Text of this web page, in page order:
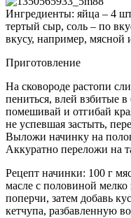
Ингредиенты: яйца – 4
тертый сыр, соль – по
вкусу, например, мясной
Приготовление
На сковороде растопи
пениться, влей взбитые
помешивай и отгибай
не успевшая застыть,
Выложи начинку на
Аккуратно переложи на
Рецепт начинки: 100 г
масле с половиной
поперчи, затем добавь
кетчупа, разбавленную